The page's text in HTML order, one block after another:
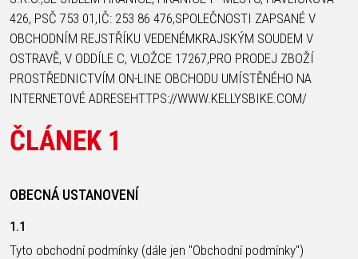
TOUR
GRAVEL
URBAN
JUNIOR
ENDURO
TRAIL
XC
DIRT
KOLA
CROSS
TREKKING
CITY
CITY
155
CM)
24"
426, PSČ 753 01,IČ: 253 86 476,SPOLEČNOSTI ZAPSANÉ V
OBCHODNÍM REJSTŘÍKU VEDENÉMKRAJSKÝM SOUDEM V
OSTRAVĚ, V ODDÍLE C, VLOŽCE 17267,PRO PRODEJ ZBOŽÍ
PROSTŘEDNICTVÍM ON-LINE OBCHODU UMÍSTĚNÉHO NA
INTERNETOVÉ ADRESEHTTPS://WWW.KELLYSBIKE.COM/
ČLÁNEK 1
OBECNÁ USTANOVENÍ
1.1
Tyto obchodní podmínky (dále jen "Obchodní podmínky")